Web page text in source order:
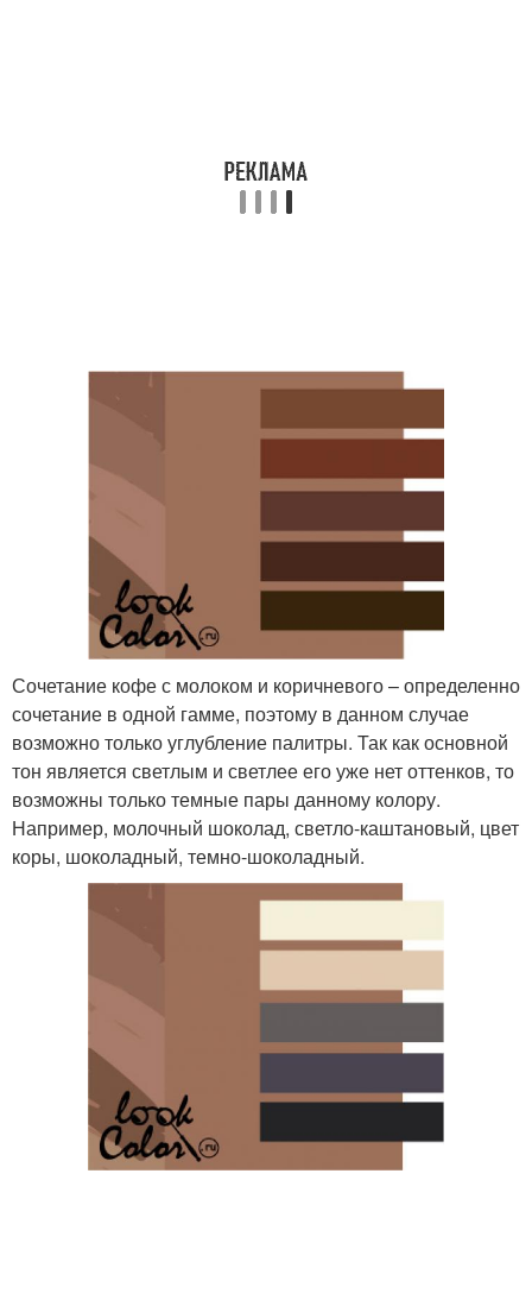
Сочетание кофе с молоком и коричневого – определенно
сочетание в одной гамме, поэтому в данном случае
возможно только углубление палитры. Так как основной
тон является светлым и светлее его уже нет оттенков, то
возможны только темные пары данному колору.
Например, молочный шоколад, светло-каштановый, цвет
коры, шоколадный, темно-шоколадный.